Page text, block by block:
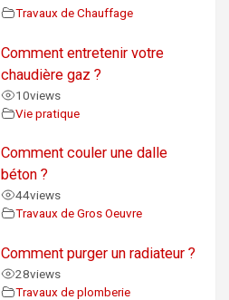
Travaux de Chauffage
Comment entretenir votre
chaudière gaz ?
10views
Vie pratique
Comment couler une dalle
béton ?
44views
Travaux de Gros Oeuvre
Comment purger un radiateur ?
28views
Travaux de plomberie